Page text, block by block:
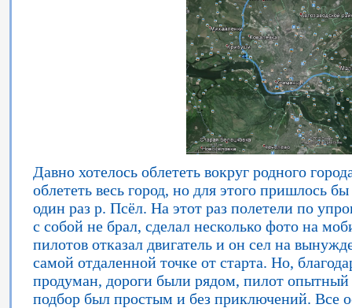
Давно хотелось облететь вокруг родного
облететь весь город, но для этого пришлось
один раз р. Псёл. На этот раз полетели по
с собой не брал, сделал несколько фото на
пилотов отказал двигатель и он сел на
самой отдаленной точке от старта. Но,
продуман, дороги были рядом, пилот опытный
подбор был простым и без приключений. Все